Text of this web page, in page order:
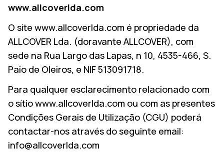
www.allcoverlda.com
O site www.allcoverlda.com é propriedade da
ALLCOVER Lda. (doravante ALLCOVER), com
sede na Rua Largo das Lapas, n 10, 4535-466, S.
Paio de Oleiros, e NIF 513091718.
Para qualquer esclarecimento relacionado com
o sítio www.allcoverlda.com ou com as presentes
Condições Gerais de Utilização (CGU) poderá
contactar-nos através do seguinte email:
info@allcoverlda.com